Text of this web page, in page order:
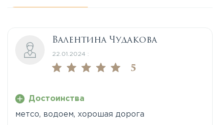
Валентина Чудакова
22.01.2024 :
5
Достоинства
метсо, водоем, хорошая дорога